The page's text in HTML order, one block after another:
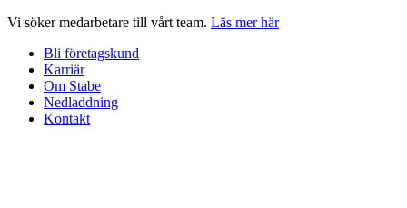
Hoppa
innehåll
Vi söker medarbetare till vårt team. Läs mer här
Bli företagskund
Karriär
Om Stabe
Nedladdning
Kontakt